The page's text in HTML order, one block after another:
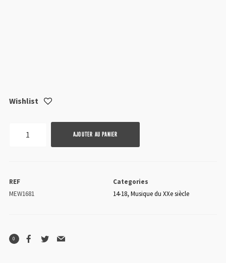
Wishlist
quantité
AJOUTER AU PANIER
REF
MEW1681
Categories
14-18,Musique du XXe siècle
0